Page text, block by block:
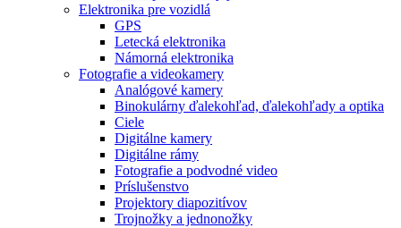
Elektronika pre vozidlá
GPS
Letecká elektronika
Námorná elektronika
Fotografie a videokamery
Analógové kamery
Binokulárny ďalekohľad, ďalekohľady a optika
Ciele
Digitálne kamery
Digitálne rámy
Fotografie a podvodné video
Príslušenstvo
Projektory diapozitívov
Trojnožky a jednonožky